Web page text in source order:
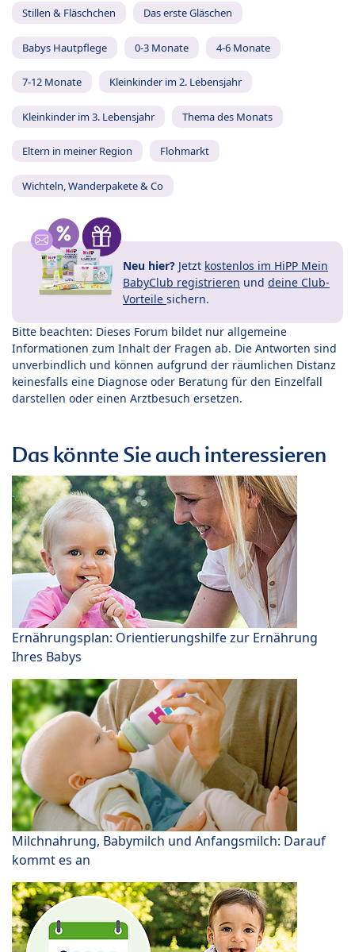
Stillen & Fläschchen Das erste Gläschen
Babys Hautpflege 0-3 Monate 4-6 Monate
7-12 Monate Kleinkinder im 2. Lebensjahr
Kleinkinder im 3. Lebensjahr Thema des Monats
Eltern in meiner Region Flohmarkt
Wichteln, Wanderpakete & Co
Neu hier? Jetzt kostenlos im HiPP Mein
BabyClub registrieren und deine Club-
Vorteile sichern.
Bitte beachten: Dieses Forum bildet nur allgemeine
Informationen zum Inhalt der Fragen ab. Die Antworten sind
unverbindlich und können aufgrund der räumlichen Distanz
keinesfalls eine Diagnose oder Beratung für den Einzelfall
darstellen oder einen Arztbesuch ersetzen.
Das könnte Sie auch interessieren
Ernährungsplan: Orientierungshilfe zur Ernährung
Ihres Babys
Milchnahrung, Babymilch und Anfangsmilch: Darauf
kommt es an